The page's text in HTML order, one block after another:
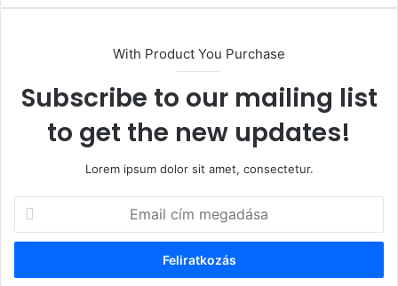
With Product You Purchase
Subscribe to our mailing list
to get the new updates!
Lorem ipsum dolor sit amet, consectetur.
cím
megadása